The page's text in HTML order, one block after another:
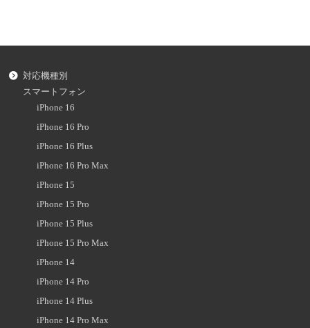
対応機種別
スマートフォン
iPhone 16
iPhone 16 Pro
iPhone 16 Plus
iPhone 16 Pro Max
iPhone 15
iPhone 15 Pro
iPhone 15 Plus
iPhone 15 Pro Max
iPhone 14
iPhone 14 Pro
iPhone 14 Plus
iPhone 14 Pro Max